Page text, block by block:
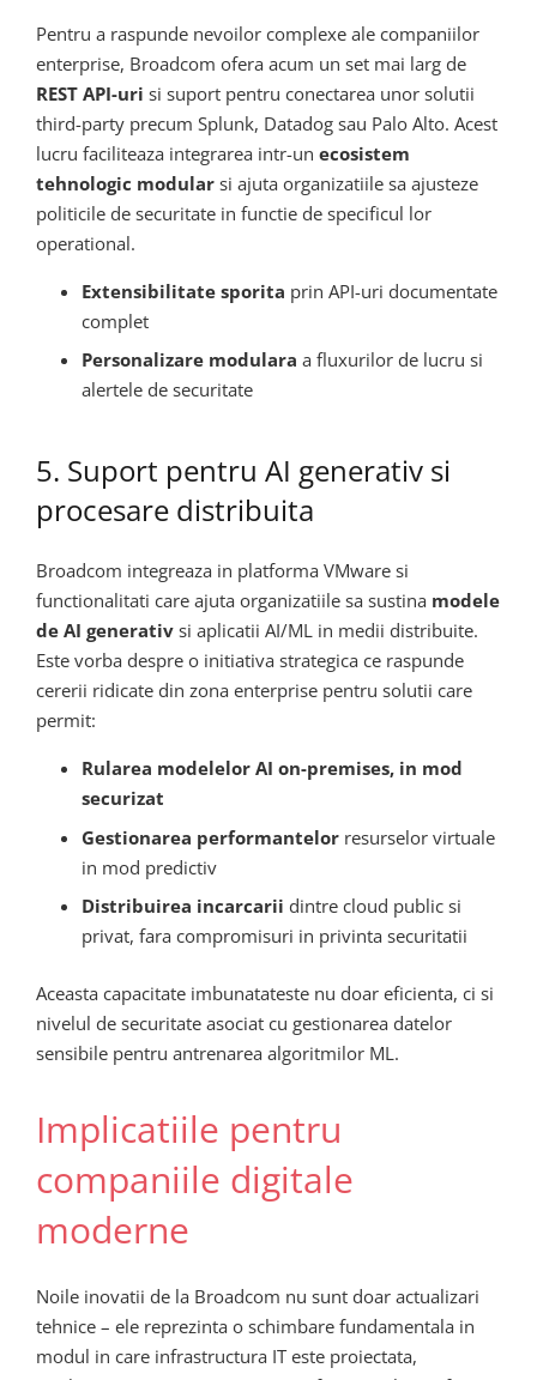
Pentru a raspunde nevoilor complexe ale companiilor
enterprise, Broadcom ofera acum un set mai larg de
REST API-uri si suport pentru conectarea unor solutii
third-party precum Splunk, Datadog sau Palo Alto. Acest
lucru faciliteaza integrarea intr-un ecosistem
tehnologic modular si ajuta organizatiile sa ajusteze
politicile de securitate in functie de specificul lor
operational.
Extensibilitate sporita prin API-uri documentate
complet
Personalizare modulara a fluxurilor de lucru si
alertele de securitate
5. Suport pentru AI generativ si
procesare distribuita
Broadcom integreaza in platforma VMware si
functionalitati care ajuta organizatiile sa sustina modele
de AI generativ si aplicatii AI/ML in medii distribuite.
Este vorba despre o initiativa strategica ce raspunde
cererii ridicate din zona enterprise pentru solutii care
permit:
Rularea modelelor AI on-premises, in mod
securizat
Gestionarea performantelorresurselor virtuale
in mod predictiv
Distribuirea incarcarii dintre cloud public si
privat, fara compromisuri in privinta securitatii
Aceasta capacitate imbunatateste nu doar eficienta, ci si
nivelul de securitate asociat cu gestionarea datelor
sensibile pentru antrenarea algoritmilor ML.
Implicatiile pentru
companiile digitale
moderne
Noile inovatii de la Broadcom nu sunt doar actualizari
tehnice – ele reprezinta o schimbare fundamentala in
modul in care infrastructura IT este proiectata,